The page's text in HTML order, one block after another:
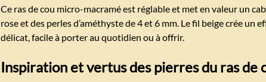
Ce ras de cou micro-macramé est réglable et met en valeur un
rose et des perles d’améthyste de 4 et 6 mm. Le fil beige crée un
délicat, facile à porter au quotidien ou à offrir.
Inspiration et vertus des pierres du ras de